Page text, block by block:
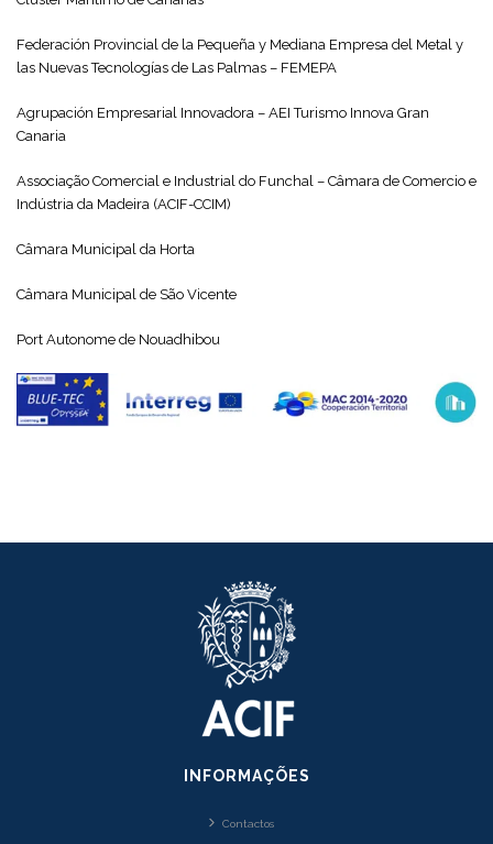
Federación Provincial de la Pequeña y Mediana Empresa del Metal y
las Nuevas Tecnologías de Las Palmas – FEMEPA
Agrupación Empresarial Innovadora – AEI Turismo Innova Gran
Canaria
Associação Comercial e Industrial do Funchal – Câmara de Comercio e
Indústria da Madeira (ACIF-CCIM)
Câmara Municipal da Horta
Câmara Municipal de São Vicente
Port Autonome de Nouadhibou
INFORMAÇÕES
Contactos